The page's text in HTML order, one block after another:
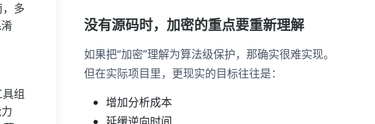
多
组
没有源码时，加密的重点要重新理解
如果把“加密”理解为算法级保护，那确实很难实现。
但在实际项目里，更现实的目标往往是：
增加分析成本